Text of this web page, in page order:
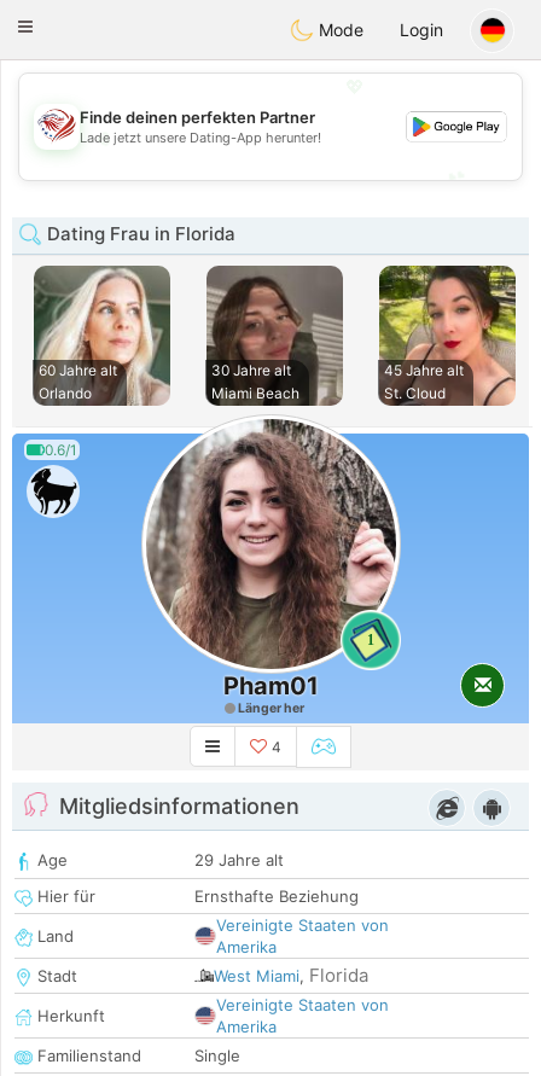
Dating
Toggle
Mode Login
💖
💕
Finde deinen perfekten Partner
Lade jetzt unsere Dating-App herunter!
Dating Frau in Florida
60 Jahre alt
Orlando
30 Jahre alt
Miami Beach
45 Jahre alt
St. Cloud
0.6/1
1
Pham01
Länger her
4
Mitgliedsinformationen
Age
29 Jahre alt
Hier für
Ernsthafte Beziehung
Land
Vereinigte Staaten von
Amerika
Stadt
West Miami, Florida
Herkunft
Vereinigte Staaten von
Amerika
Familienstand
Single